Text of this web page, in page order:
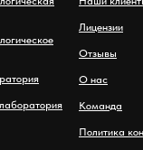
Лицензии
Отзывы
О нас
Команда
Политика